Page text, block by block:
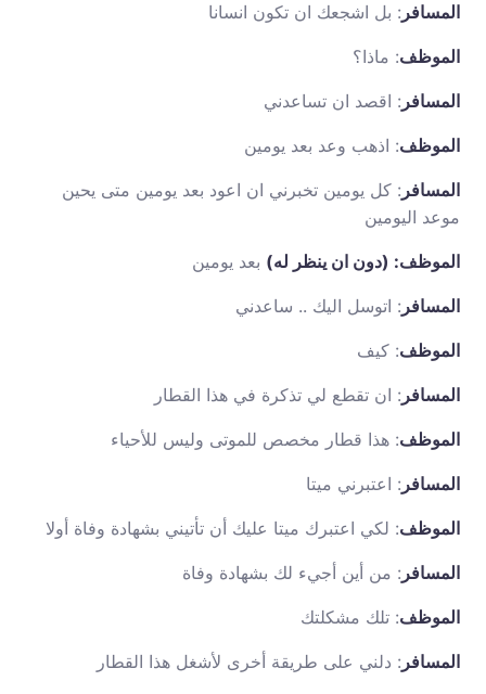
المسافر : بل اشجعك ان تكون انسانا
الموظف: ماذا؟
المسافر : اقصد ان تساعدني
الموظف: اذهب وعد بعد يومين
المسافر : كل يومين تخبرني ان اعود بعد يومين متى يحين
موعد اليومين
الموظف: (دون ان ينظر له) بعد يومين
المسافر : اتوسل اليك .. ساعدني
الموظف: كيف
المسافر : ان تقطع لي تذكرة في هذا القطار
الموظف: هذا قطار مخصص للموتى وليس للأحياء
المسافر : اعتبرني ميتا
الموظف: لكي اعتبرك ميتا عليك أن تأتيني بشهادة وفاة أولا
المسافر : من أين أجيء لك بشهادة وفاة
الموظف: تلك مشكلتك
المسافر : دلني على طريقة أخرى لأشغل هذا القطار